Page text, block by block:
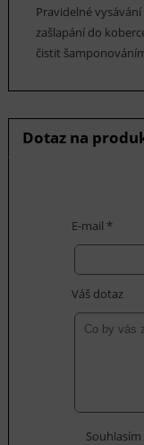
Pravidelné
zašlapání do
čistit
Dotaz na
E-mail *
Váš dotaz